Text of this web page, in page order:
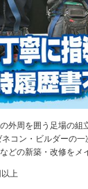
外周を囲う足場の組
コン・ビルダーの
どの新築・改修を
上